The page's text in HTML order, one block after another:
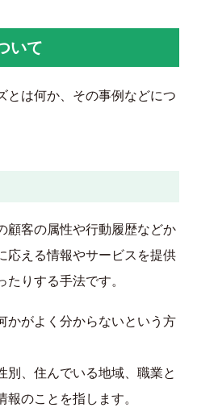
いて
とは何か、その事例などにつ
顧客の属性や行動履歴などか
応える情報やサービスを提供
たりする手法です。
かがよく分からないという方
別、住んでいる地域、職業と
のことを指します。